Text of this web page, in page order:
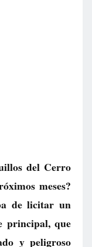
del Cerro
meses?
de licitar un
principal, que
y peligroso